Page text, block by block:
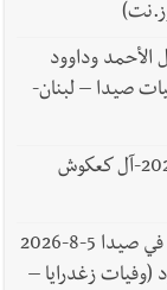
الحاجة وداد علي الحاج داوود 8-8-2026 آل الأحمد وداوود
صيدا – لبنان-
وفاة الحاجة رقية محمد حمودة -الدفن -6-8-2026-آل كعكوش
وفاة مصطفى محمد موسى 3-8-2026 والتعازي في صيدا 5-8-2026
زغدرايا –